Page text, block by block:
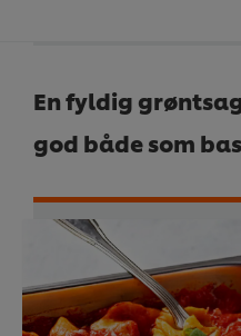
En fyldig
god både som